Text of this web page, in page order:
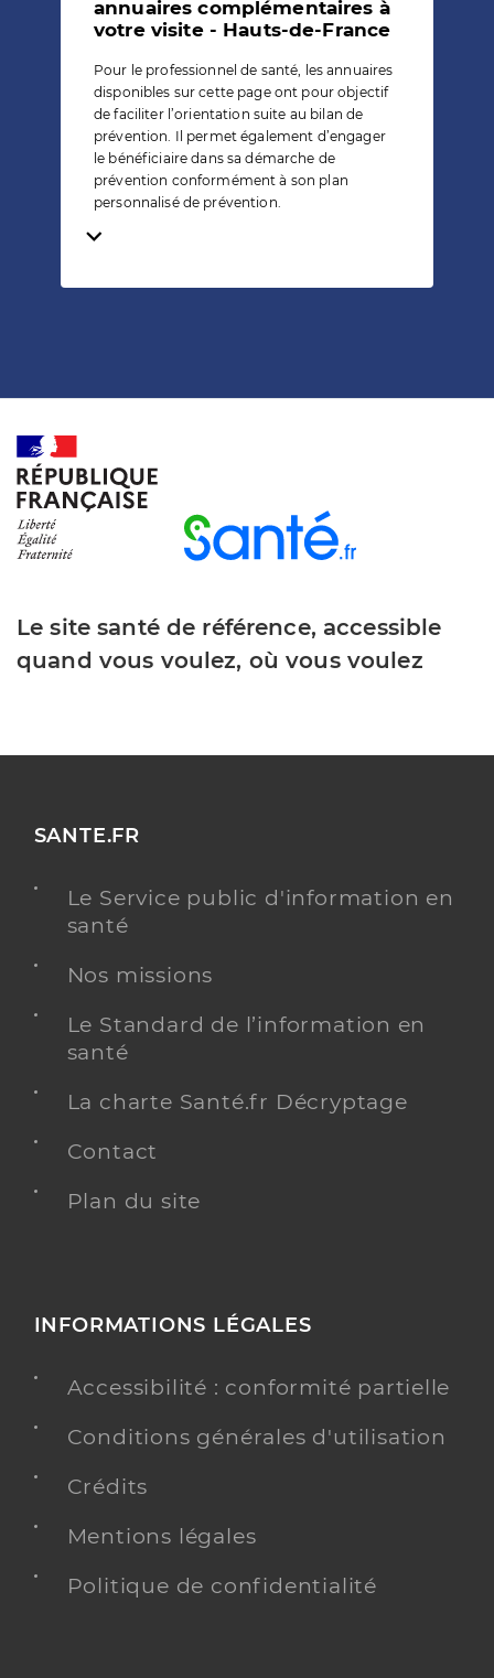
annuaires complémentaires à
votre visite - Hauts-de-France
Pour le professionnel de santé, les annuaires
disponibles sur cette page ont pour objectif
de faciliter l’orientation suite au bilan de
prévention. Il permet également d’engager
le bénéficiaire dans sa démarche de
prévention conformément à son plan
personnalisé de prévention.
Temps de lecture
Le site santé de référence, accessible
quand vous voulez, où vous voulez
SANTE.FR
Le Service public d'information en
santé
Nos missions
Le Standard de l’information en
santé
La charte Santé.fr Décryptage
Contact
Plan du site
INFORMATIONS LÉGALES
Accessibilité : conformité partielle
Conditions générales d'utilisation
Crédits
Mentions légales
Politique de confidentialité